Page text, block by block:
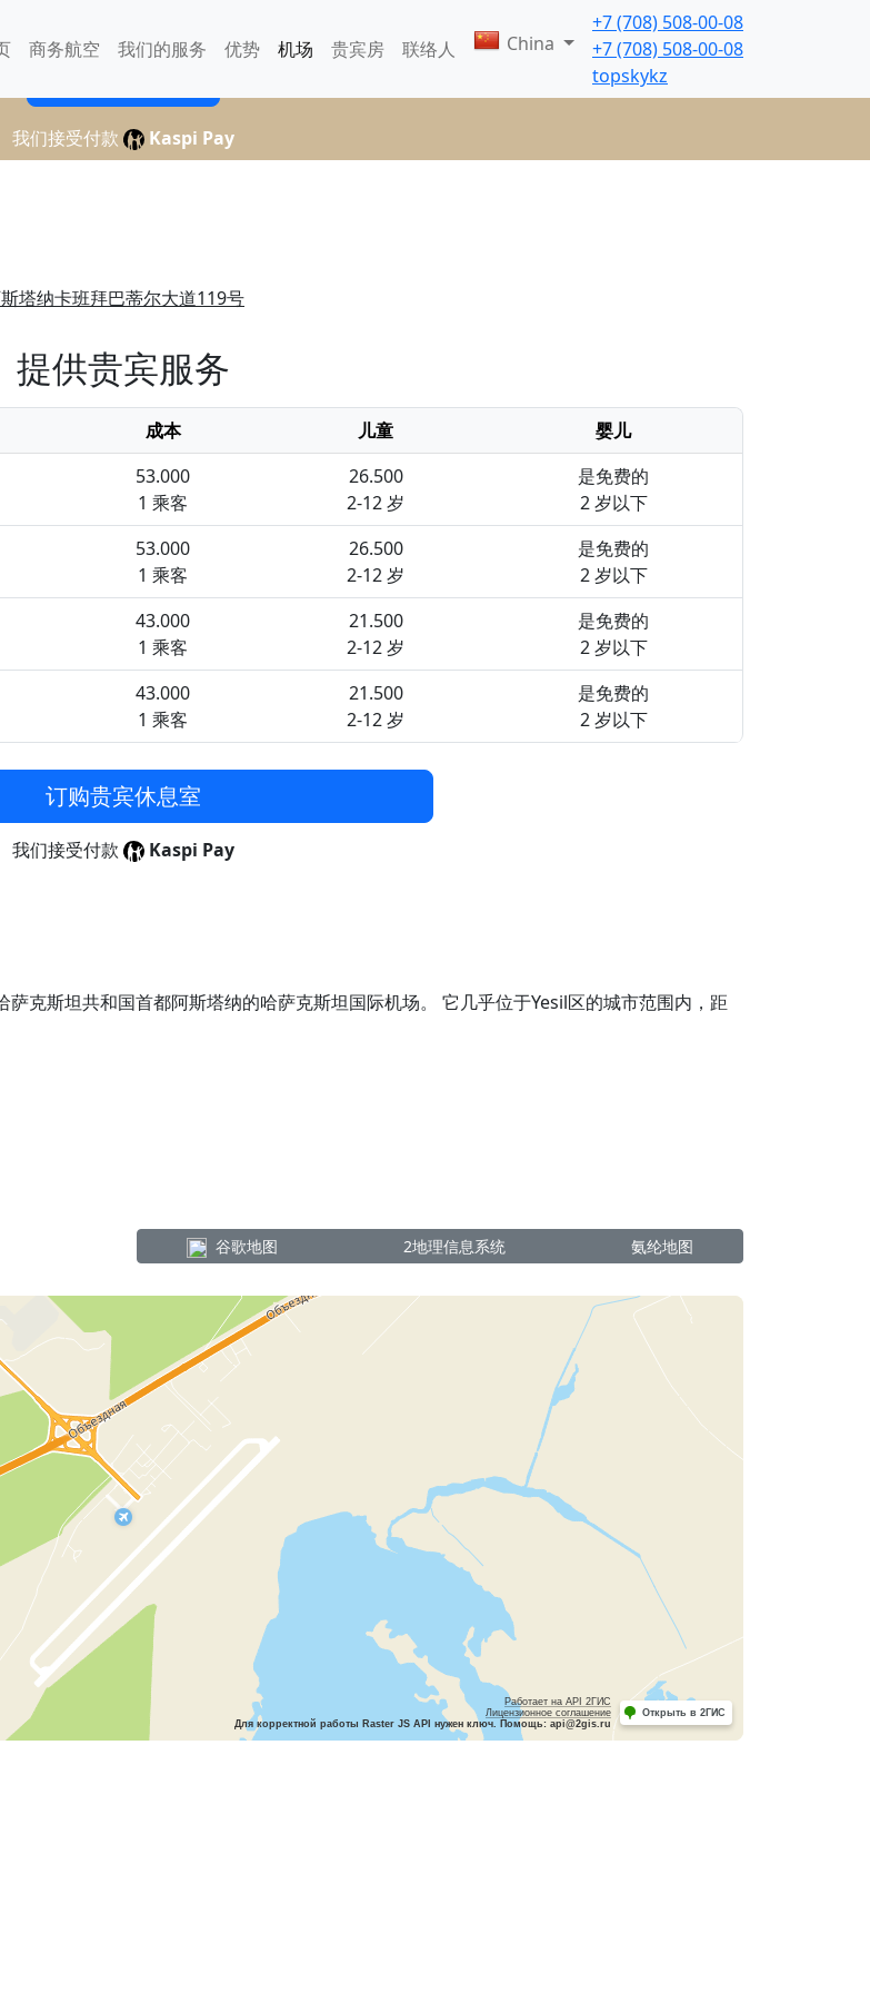
商务航空 我们的服务 优势 机场 贵宾房 联络人 China
+7 (708) 508-00-08
+7 (708) 508-00-08
topskykz
我们接受付款 Kaspi Pay
塔纳卡班拜巴蒂尔大道119号
提供贵宾服务
成本 儿童
婴儿
53.000
1 乘客
26.500
2-12 岁
是免费的
2 岁以下
53.000
1 乘客
26.500
2-12 岁
是免费的
2 岁以下
43.000
1 乘客
21.500
2-12 岁
是免费的
2 岁以下
43.000
1 乘客
21.500
2-12 岁
是免费的
2 岁以下
订购贵宾休息室
我们接受付款 Kaspi Pay
克斯坦共和国首都阿斯塔纳的哈萨克斯坦国际机场。 它几乎位于Yesil区的城市范围内，距
谷歌地图 2地理信息系统 氨纶地图
Работает на API 2ГИС
Лицензионное соглашение
Для корректной работы Raster JS API нужен ключ. Помощь: api@2gis.ru
Открыть в 2ГИС